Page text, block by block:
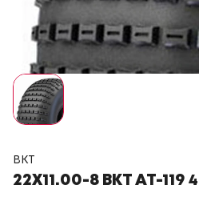
BKT
22X11.00-8 BKT AT-119